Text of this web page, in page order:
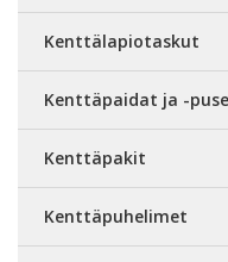
Kenttälapiotaskut
Kenttäpaidat ja -
Kenttäpakit
Kenttäpuhelimet